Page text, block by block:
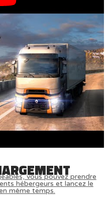
vous pouvez prendre
hébergeurs et lancez le
même temps.